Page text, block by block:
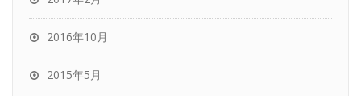
2016年10月
2015年5月